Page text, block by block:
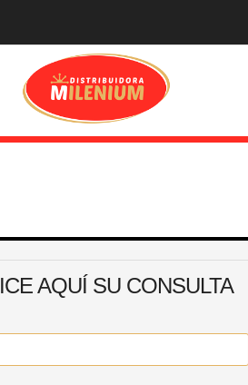
AQUÍ SU CONSULTA